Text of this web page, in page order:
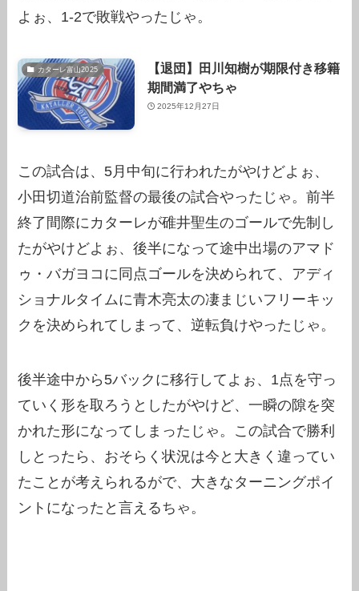
よぉ、1-2で敗戦やったじゃ。
カターレ富山2025
【退団】田川知樹が期限付き移籍
期間満了やちゃ
2025年12月27日
この試合は、5月中旬に行われたがやけどよぉ、
小田切道治前監督の最後の試合やったじゃ。前半
終了間際にカターレが碓井聖生のゴールで先制し
たがやけどよぉ、後半になって途中出場のアマド
ゥ・バガヨコに同点ゴールを決められて、アディ
ショナルタイムに青木亮太の凄まじいフリーキッ
クを決められてしまって、逆転負けやったじゃ。
後半途中から5バックに移行してよぉ、1点を守っ
ていく形を取ろうとしたがやけど、一瞬の隙を突
かれた形になってしまったじゃ。この試合で勝利
しとったら、おそらく状況は今と大きく違ってい
たことが考えられるがで、大きなターニングポイ
ントになったと言えるちゃ。